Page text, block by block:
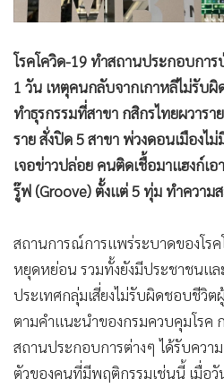
Infographic
• ท่องเที่ยว
• กีฬา
ต่างประเทศ
Special Scoop
• เศรษฐกิจ-ธุรกิจ
• ชุมชน-คุณภาพชีวิต
• อาชญากรรม
• Motoring
• เกม
• วิทยาศาสตร์
• SMEs
โรคโควิด-19 ทำสถานประกอบกา
1 วัน เหตุคนกลับจากเกาหลีไม่รับ
ทำธุรกรรมที่สาขา กสิกรไทยผวาร
ราย สั่งปิด 5 สาขา พ่วงดอนเมืองไ
เจอข่าวปล่อย คนติดเชื้อมาแฮงก์เ
รู๊ฟ (Groove) ตั้งแต่ 5 ทุ่ม ทำความ
สถานการณ์การแพร่ระบาดของโรค
หยุดหย่อน รวมทั้งยังมีประชาชนแ
ประเทศกลุ่มเสี่ยงไม่รับผิดชอบชีวิต
ตามคำแนะนำของกรมควบคุมโรค
สถานประกอบการต่างๆ ได้รับควา
ตัวของคนที่มีพฤติกรรมเช่นนี้ เมื่อวั